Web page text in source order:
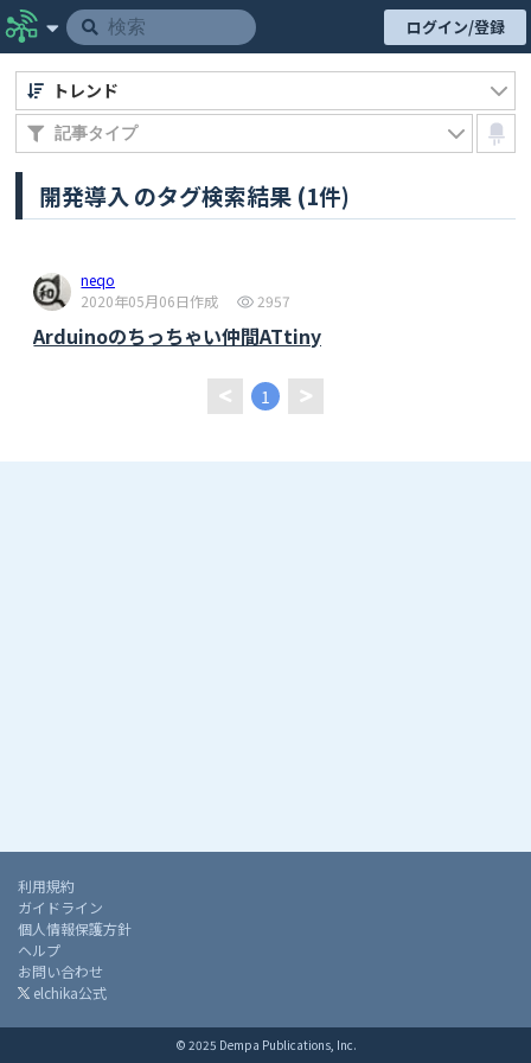
ログイン/登録
開発導入 のタグ検索結果 (1件)
トレンド
neqo
2020年05月06日作成
2957
Arduinoのちっちゃい仲間ATtiny
1
利用規約
ガイドライン
個人情報保護方針
ヘルプ
お問い合わせ
elchika公式
© 2025 Dempa Publications, Inc.